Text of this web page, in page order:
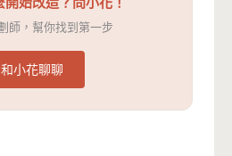
師，幫你找到第一步
和小花聊聊